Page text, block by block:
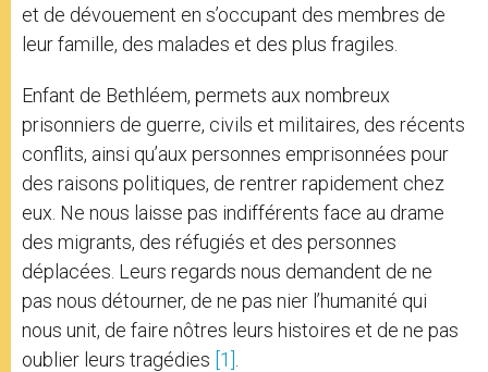
et de dévouement en s’occupant des membres de
leur famille, des malades et des plus fragiles.
Enfant de Bethléem, permets aux nombreux
prisonniers de guerre, civils et militaires, des récents
conflits, ainsi qu’aux personnes emprisonnées pour
des raisons politiques, de rentrer rapidement chez
eux. Ne nous laisse pas indifférents face au drame
des migrants, des réfugiés et des personnes
déplacées. Leurs regards nous demandent de ne
pas nous détourner, de ne pas nier l’humanité qui
nous unit, de faire nôtres leurs histoires et de ne pas
oublier leurs tragédies [1]